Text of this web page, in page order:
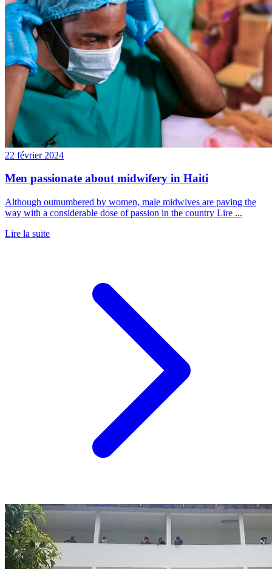
22 février 2024
Men passionate about midwifery in Haiti
Although outnumbered by women, male midwives are paving the
way with a considerable dose of passion in the country Lire ...
Lire la suite